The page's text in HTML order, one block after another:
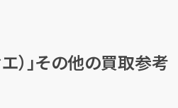
エ）」その他の買取参考